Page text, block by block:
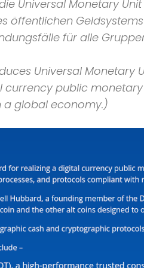
Universal Monetary
öffentlichen
für alle
Universal
currency public
a global economy.)